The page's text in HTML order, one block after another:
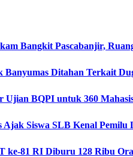
Bangkit Pascabanjir,
Banyumas Ditahan Terkait
Ujian BQPI untuk 360
Ajak Siswa SLB Kenal Pemilu
ke-81 RI Diburu 128 Ribu